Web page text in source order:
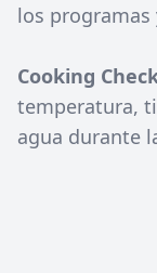
los programas
Cooking
temperatura,
agua durante